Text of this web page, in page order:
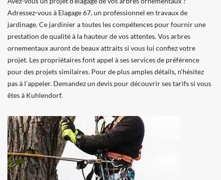
Adressez-vous à Elagage 67, un professionnel en travaux de
jardinage. Ce jardinier a toutes les compétences pour fournir une
prestation de qualité à la hauteur de vos attentes. Vos arbres
ornementaux auront de beaux attraits si vous lui confiez votre
projet. Les propriétaires font appel à ses services de préférence
pour des projets similaires. Pour de plus amples détails, n’hésitez
pas à l’appeler. Demandez un devis pour découvrir ses tarifs si vous
êtes à Kuhlendorf.